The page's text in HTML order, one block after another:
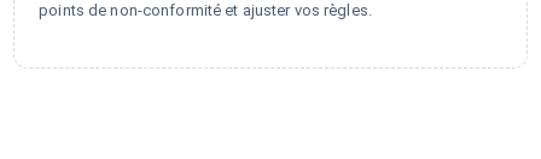
points de non-conformité et ajuster vos règles.